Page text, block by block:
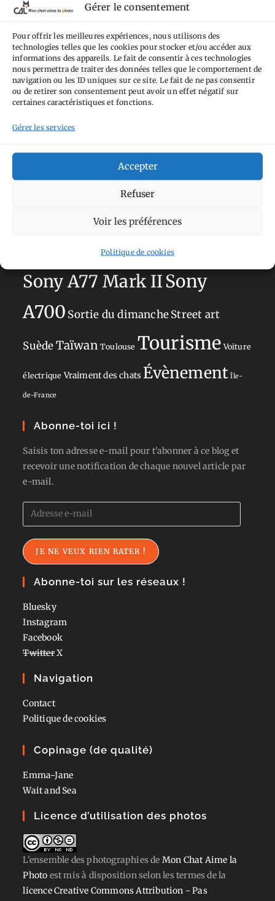
Gérer le consentement
Pour offrir les meilleures expériences, nous utilisons des
technologies telles que les cookies pour stocker et/ou accéder aux
informations des appareils. Le fait de consentir à ces technologies
nous permettra de traiter des données telles que le comportement de
navigation ou les ID uniques sur ce site. Le fait de ne pas consentir
ou de retirer son consentement peut avoir un effet négatif sur
certaines caractéristiques et fonctions.
Gérer les services
Accepter
Refuser
Voir les préférences
Politique de cookies
Tags
Ailleurs Aimez-vous bordelAllemagne Andorre
Anti tourisme
perchéCircuit
Academy JaponJournées
du patrimoineLa DéfenseNormandieNorvège
Olympus OM-D E-M5
Paris
Sans adresseSavoie
Sony A77 Mark IISony
A700 Sortie du dimancheStreet art
SuèdeTaïwan Toulouse Tourisme Voiture
électrique Vraiment des chats Évènement Île-
de-France
Abonne-toi ici !
Saisis ton adresse e-mail pour t'abonner à ce blog et
recevoir une notification de chaque nouvel article par
e-mail.
Adresse
e-
mail
JE NE VEUX RIEN RATER !
Abonne-toi sur les réseaux !
Bluesky
Instagram
Facebook
TwitterX
Navigation
Contact
Politique de cookies
Copinage (de qualité)
Emma-Jane
Wait and Sea
Licence d’utilisation des photos
L'ensemble des photographiesde Mon Chat Aime la
Photo est mis à disposition selon les termes de la
licence Creative Commons Attribution - Pas